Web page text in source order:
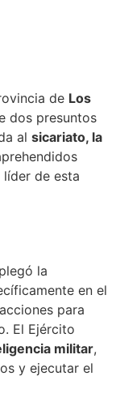
de Los
dos presuntos
al sicariato, la
líder de esta
la
en el
para
El Ejército
militar,
y ejecutar el